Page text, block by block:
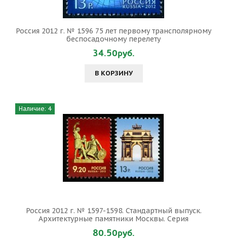
Россия 2012 г. № 1596 75 лет первому трансполярному
беспосадочному перелету
34.50руб.
В КОРЗИНУ
Наличие: 4
Россия 2012 г. № 1597-1598. Стандартный выпуск.
Архитектурные памятники Москвы. Серия
80.50руб.